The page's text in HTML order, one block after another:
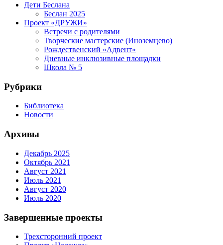
Дети Беслана
Беслан 2025
Проект «ДРУЖИ»
Встречи с родителями
Творческие мастерские (Иноземцево)
Рождественский «Адвент»
Дневные инклюзивные площадки
Школа № 5
Рубрики
Библиотека
Новости
Архивы
Декабрь 2025
Октябрь 2021
Август 2021
Июль 2021
Август 2020
Июль 2020
Завершенные проекты
Трехсторонний проект